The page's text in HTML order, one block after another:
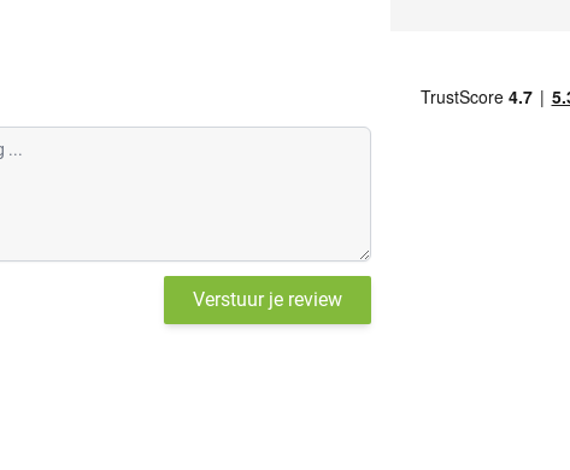
Verstuur je review